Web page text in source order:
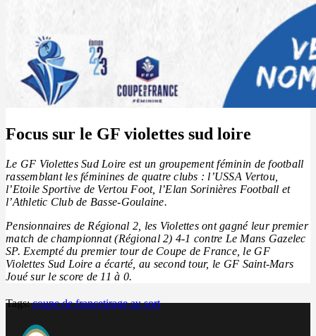
Focus sur le GF violettes sud loire
Le GF Violettes Sud Loire est un groupement féminin de football
rassemblant les féminines de quatre clubs : l’USSA Vertou,
l’Etoile Sportive de Vertou Foot, l’Elan Sorinières Football et
l’Athletic Club de Basse-Goulaine.
Pensionnaires de Régional 2, les Violettes ont gagné leur premier
match de championnat (Régional 2) 4-1 contre Le Mans Gazelec
SP. Exempté du premier tour de Coupe de France, le GF
Violettes Sud Loire a écarté, au second tour, le GF Saint-Mars
Joué sur le score de 11 à 0.
Tags: coupe de francetirage au sort